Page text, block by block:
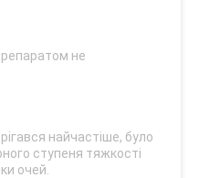
не
найчастіше, було
ступеня тяжкості
очей.